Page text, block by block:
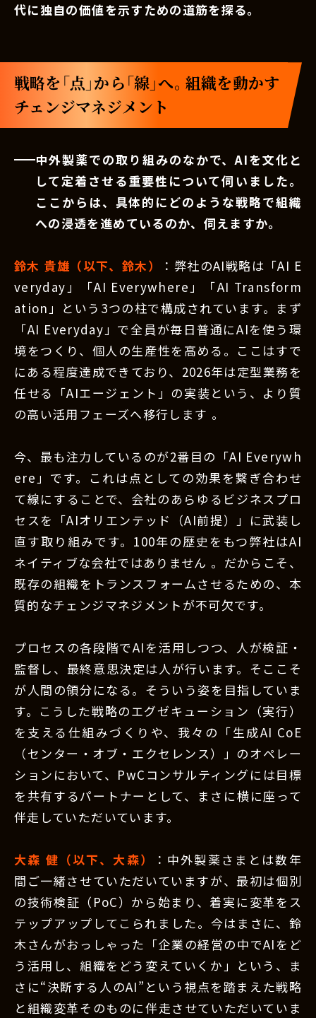
代に独自の価値を示すための道筋を探る。
戦略を「点」から「線」へ。組織を動かす
チェンジマネジメント
中外製薬での取り組みのなかで、AIを文化と
して定着させる重要性について伺いました。
ここからは、具体的にどのような戦略で組織
への浸透を進めているのか、伺えますか。
鈴木 貴雄（以下、鈴木）
：弊社のAI戦略は「AI E
veryday」「AI Everywhere」「AI Transform
ation」という3つの柱で構成されています。まず
「AI Everyday」で全員が毎日普通にAIを使う環
境をつくり、個人の生産性を高める。ここはすで
にある程度達成できており、2026年は定型業務を
任せる「AIエージェント」の実装という、より質
の高い活用フェーズへ移行します 。
今、最も注力しているのが2番目の「AI Everywh
ere」です。これは点としての効果を繋ぎ合わせ
て線にすることで、会社のあらゆるビジネスプロ
セスを「AIオリエンテッド（AI前提）」に武装し
直す取り組みです。100年の歴史をもつ弊社はAI
ネイティブな会社ではありません 。だからこそ、
既存の組織をトランスフォームさせるための、本
質的なチェンジマネジメントが不可欠です。
プロセスの各段階でAIを活用しつつ、人が検証・
監督し、最終意思決定は人が行います。そここそ
が人間の領分になる。そういう姿を目指していま
す。こうした戦略のエグゼキューション（実行）
を支える仕組みづくりや、我々の「生成AI CoE
（センター・オブ・エクセレンス）」のオペレー
ションにおいて、PwCコンサルティングには目標
を共有するパートナーとして、まさに横に座って
伴走していただいています。
大森 健（以下、大森）
：中外製薬さまとは数年
間ご一緒させていただいていますが、最初は個別
の技術検証（PoC）から始まり、着実に変革をス
テップアップしてこられました。今はまさに、鈴
木さんがおっしゃった「企業の経営の中でAIをど
う活用し、組織をどう変えていくか」という、ま
さに“決断する人のAI”という視点を踏まえた戦略
と組織変革そのものに伴走させていただいていま